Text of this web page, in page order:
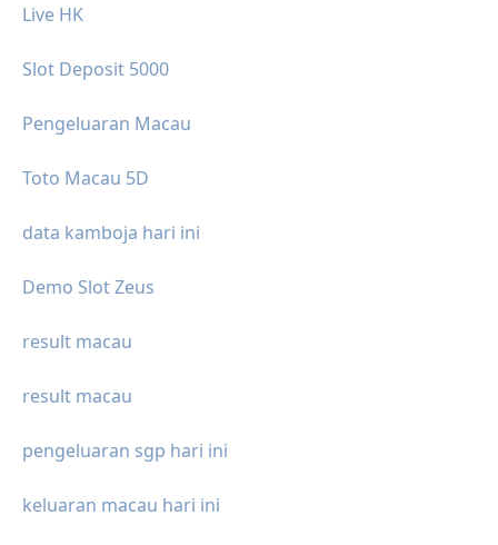
Live HK
Slot Deposit 5000
Pengeluaran Macau
Toto Macau 5D
data kamboja hari ini
Demo Slot Zeus
result macau
result macau
pengeluaran sgp hari ini
keluaran macau hari ini